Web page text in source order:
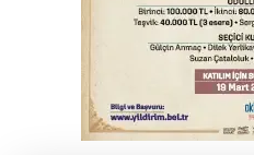
Bursa'da
için bir araya
Bursa'da